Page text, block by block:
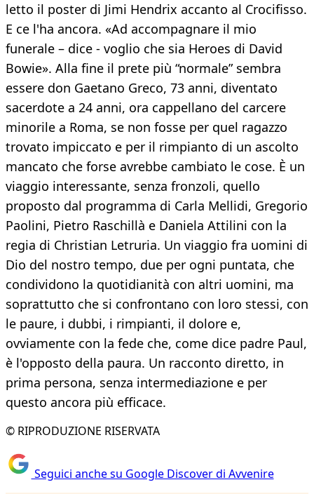
letto il poster di Jimi Hendrix accanto al Crocifisso.
E ce l'ha ancora. «Ad accompagnare il mio
funerale – dice - voglio che sia Heroes di David
Bowie». Alla fine il prete più “normale” sembra
essere don Gaetano Greco, 73 anni, diventato
sacerdote a 24 anni, ora cappellano del carcere
minorile a Roma, se non fosse per quel ragazzo
trovato impiccato e per il rimpianto di un ascolto
mancato che forse avrebbe cambiato le cose. È un
viaggio interessante, senza fronzoli, quello
proposto dal programma di Carla Mellidi, Gregorio
Paolini, Pietro Raschillà e Daniela Attilini con la
regia di Christian Letruria. Un viaggio fra uomini di
Dio del nostro tempo, due per ogni puntata, che
condividono la quotidianità con altri uomini, ma
soprattutto che si confrontano con loro stessi, con
le paure, i dubbi, i rimpianti, il dolore e,
ovviamente con la fede che, come dice padre Paul,
è l'opposto della paura. Un racconto diretto, in
prima persona, senza intermediazione e per
questo ancora più efficace.
© RIPRODUZIONE RISERVATA
Seguici anche su Google Discover di Avvenire